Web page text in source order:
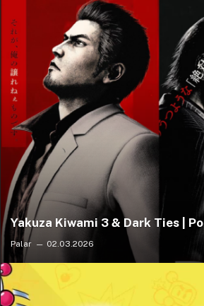
Yakuza Kiwami 3 & Dark Ties |
Palar 02.03.2026